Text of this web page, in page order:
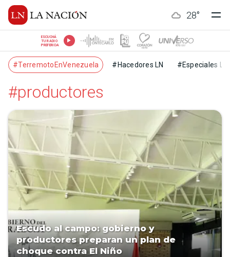
28°
ESCUCHÁ
TU RADIO
PREFERIDA
#TerremotoEnVenezuela #Hacedores LN #Especiales LN
#productores
Escudo al campo: gobierno y
productores preparan un plan de
choque contra El Niño